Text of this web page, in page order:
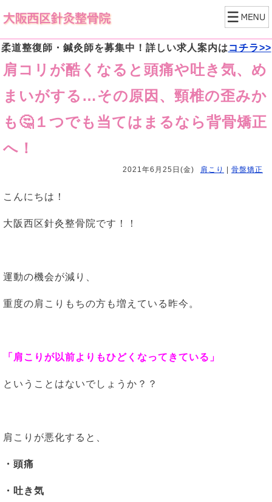
柔道整復師・鍼灸師を募集中！詳しい求人案内は コチラ>>
肩コリが酷くなると頭痛や吐き気、め
まいがする…その原因、頸椎の歪みか
も🤔１つでも当てはまるなら背骨矯正
へ！
2021年6月25日(金) 肩こり 骨盤矯正
こんにちは！
大阪西区針灸整骨院です！！
運動の機会が減り、
重度の肩こりもちの方も増えている昨今。
「肩こりが以前よりもひどくなってきている」
ということはないでしょうか？？
肩こりが悪化すると、
・頭痛
・吐き気